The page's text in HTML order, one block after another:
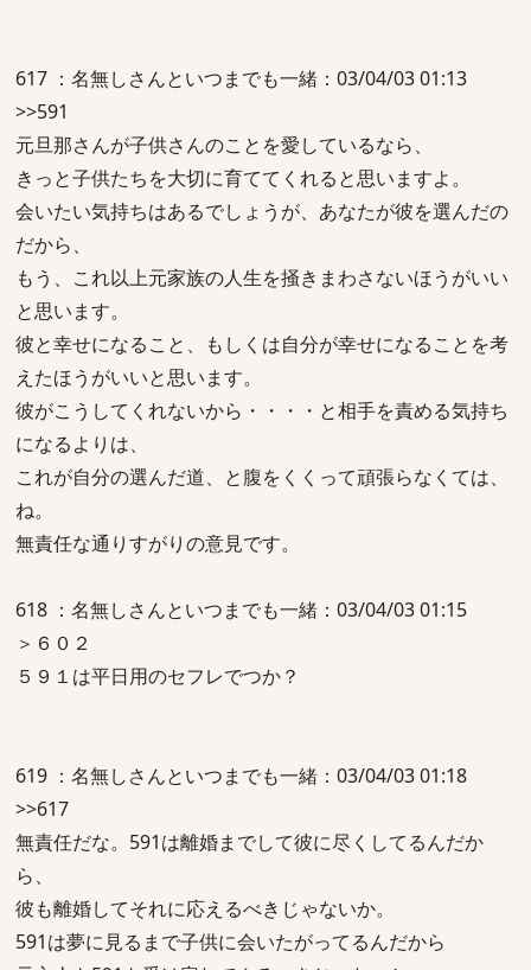
617 ：名無しさんといつまでも一緒：03/04/03 01:13
>>591
元旦那さんが子供さんのことを愛しているなら、
きっと子供たちを大切に育ててくれると思いますよ。
会いたい気持ちはあるでしょうが、あなたが彼を選んだの
だから、
もう、これ以上元家族の人生を掻きまわさないほうがいい
と思います。
彼と幸せになること、もしくは自分が幸せになることを考
えたほうがいいと思います。
彼がこうしてくれないから・・・・と相手を責める気持ち
になるよりは、
これが自分の選んだ道、と腹をくくって頑張らなくては、
ね。
無責任な通りすがりの意見です。
618 ：名無しさんといつまでも一緒：03/04/03 01:15
＞６０２
５９１は平日用のセフレでつか？
619 ：名無しさんといつまでも一緒：03/04/03 01:18
>>617
無責任だな。591は離婚までして彼に尽くしてるんだか
ら、
彼も離婚してそれに応えるべきじゃないか。
591は夢に見るまで子供に会いたがってるんだから